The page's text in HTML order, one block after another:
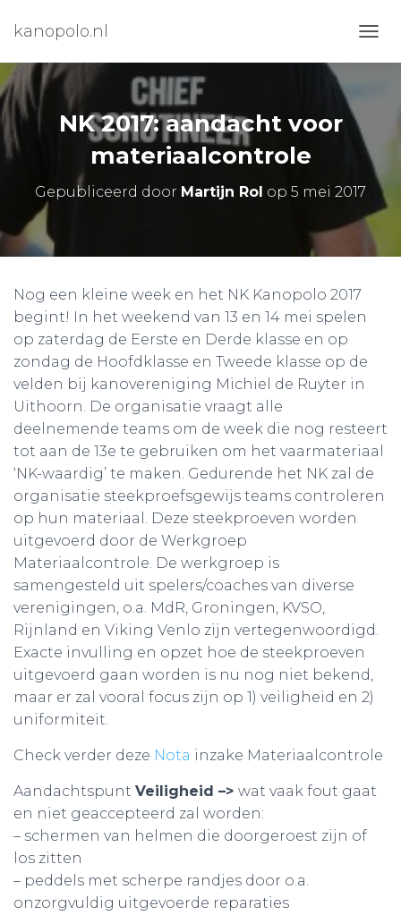
kanopolo.nl
A
T
I
S
NK 2017: aandacht voor
materiaalcontrole
Gepubliceerd door Martijn Rol op 5 mei 2017
Nog een kleine week en het NK Kanopolo 2017
begint! In het weekend van 13 en 14 mei spelen
op zaterdag de Eerste en Derde klasse en op
zondag de Hoofdklasse en Tweede klasse op de
velden bij kanovereniging Michiel de Ruyter in
Uithoorn. De organisatie vraagt alle
deelnemende teams om de week die nog resteert
tot aan de 13e te gebruiken om het vaarmateriaal
‘NK-waardig’ te maken. Gedurende het NK zal de
organisatie steekproefsgewijs teams controleren
op hun materiaal. Deze steekproeven worden
uitgevoerd door de Werkgroep
Materiaalcontrole. De werkgroep is
samengesteld uit spelers/coaches van diverse
verenigingen, o.a. MdR, Groningen, KVSO,
Rijnland en Viking Venlo zijn vertegenwoordigd.
Exacte invulling en opzet hoe de steekproeven
uitgevoerd gaan worden is nu nog niet bekend,
maar er zal vooral focus zijn op 1) veiligheid en 2)
uniformiteit.
Check verder deze Nota inzake Materiaalcontrole
Aandachtspunt Veiligheid –> wat vaak fout gaat
en niet geaccepteerd zal worden:
– schermen van helmen die doorgeroest zijn of
los zitten
– peddels met scherpe randjes door o.a.
onzorgvuldig uitgevoerde reparaties